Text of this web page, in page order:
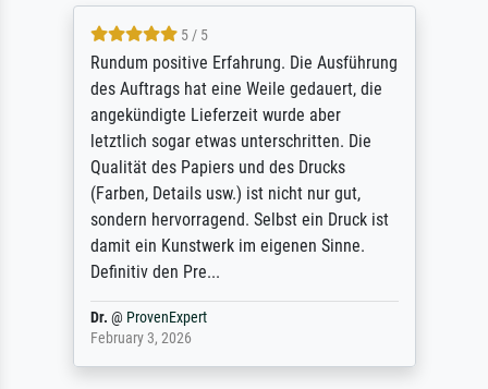
5 / 5
Rundum positive Erfahrung. Die Ausführung
des Auftrags hat eine Weile gedauert, die
angekündigte Lieferzeit wurde aber
letztlich sogar etwas unterschritten. Die
Qualität des Papiers und des Drucks
(Farben, Details usw.) ist nicht nur gut,
sondern hervorragend. Selbst ein Druck ist
damit ein Kunstwerk im eigenen Sinne.
Definitiv den Pre...
Dr. @ ProvenExpert
February 3, 2026